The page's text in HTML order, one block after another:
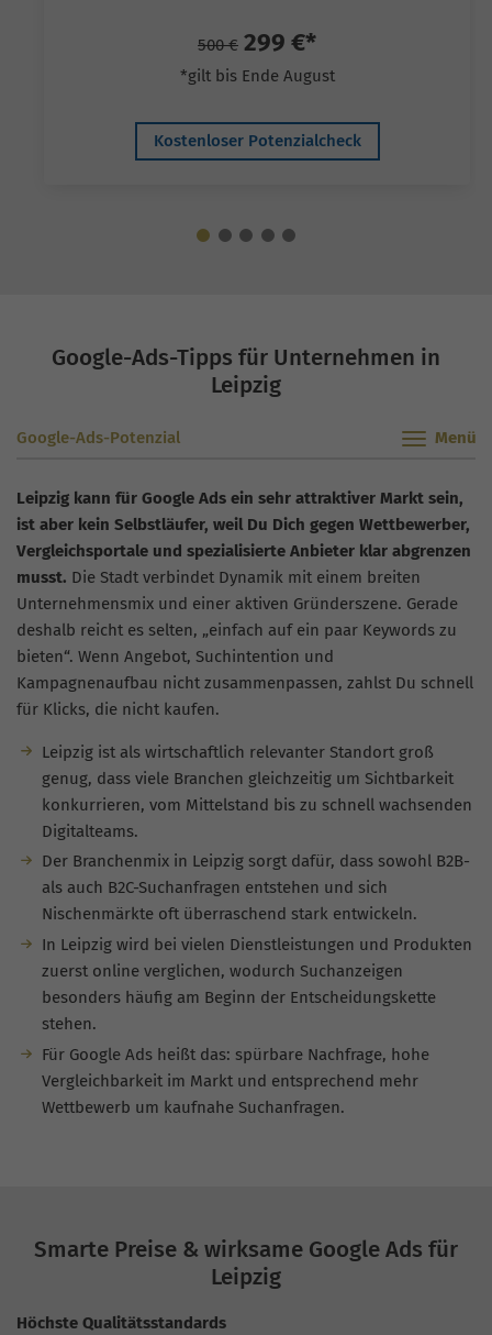
500 € 299 €*
*gilt bis Ende August
Kostenloser Potenzialcheck
Google-Ads-Tipps für Unternehmen in
Leipzig
Google-Ads-Potenzial
Leipzig kann für Google Ads ein sehr attraktiver Markt sein,
ist aber kein Selbstläufer, weil Du Dich gegen Wettbewerber,
Vergleichsportale und spezialisierte Anbieter klar abgrenzen
musst. Die Stadt verbindet Dynamik mit einem breiten
Unternehmensmix und einer aktiven Gründerszene. Gerade
deshalb reicht es selten, „einfach auf ein paar Keywords zu
bieten“. Wenn Angebot, Suchintention und
Kampagnenaufbau nicht zusammenpassen, zahlst Du schnell
für Klicks, die nicht kaufen.
Leipzig ist als wirtschaftlich relevanter Standort groß
genug, dass viele Branchen gleichzeitig um Sichtbarkeit
konkurrieren, vom Mittelstand bis zu schnell wachsenden
Digitalteams.
Der Branchenmix in Leipzig sorgt dafür, dass sowohl B2B-
als auch B2C-Suchanfragen entstehen und sich
Nischenmärkte oft überraschend stark entwickeln.
In Leipzig wird bei vielen Dienstleistungen und Produkten
zuerst online verglichen, wodurch Suchanzeigen
besonders häufig am Beginn der Entscheidungskette
stehen.
Für Google Ads heißt das: spürbare Nachfrage, hohe
Vergleichbarkeit im Markt und entsprechend mehr
Wettbewerb um kaufnahe Suchanfragen.
Smarte Preise & wirksame Google Ads für
Leipzig
Höchste Qualitätsstandards